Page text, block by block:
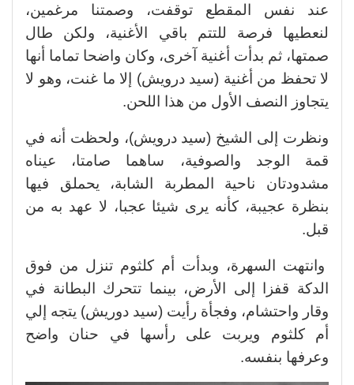
عند نفس المقطع توقفت، وصمتنا مرغمين،
لنعطيها فرصة للتتم باقي الأغنية، ولكن طال
صمتها، ثم بدأت أغنية آخرى، وكان واضحا تماما أنها
لا تحفظ من أغنية (سيد درويش) إلا ما غنت، وهو لا
يتجاوز النصف الأول من هذا اللحن.
ونظرت إلى الشيخ (سيد درويش)، ولحظت أنه في
قمة الوجد والصوفية، ساهما صامتا، عيناه
مشدودتان ناحية المطربة الشابة، يحملق فيها
بنظرة عجيبة، كأنه يرى شيئا عجبا، لا عهد به من
قبل.
وانتهت السهرة، وبدأت أم كلثوم تنزل من فوق
الدكة قفزا إلى الأرض، بينما تتحرك البطانة في
وقار واحتشام، وفجأة رأيت (سيد دوريش) يتجه إلي
أم كلثوم ويربت على رأسها في حنان واضح
وعرفها بنفسه.